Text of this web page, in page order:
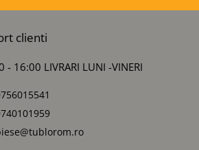
clienti
- 16:00 LIVRARI LUNI -VINERI